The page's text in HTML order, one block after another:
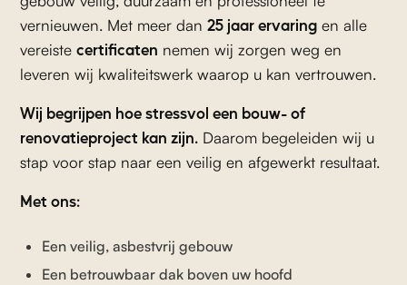
vernieuwen. Met meer dan25 jaar ervaring en alle
vereistecertificaten nemen wij zorgen weg en
leveren wij kwaliteitswerk waarop u kan vertrouwen.
Wij begrijpen hoe stressvol een bouw- of
renovatieproject kan zijn. Daarom begeleiden wij u
stap voor stap naar een veilig en afgewerkt resultaat.
Met ons:
Een veilig, asbestvrij gebouw
Een betrouwbaar dak boven uw hoofd